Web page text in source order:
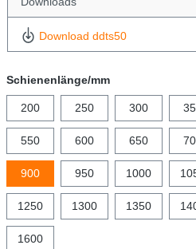
Download ddts50
Schienenlänge/mm
200 250 300
550 600 650
900 950 1000
1250 1300 1350
1600